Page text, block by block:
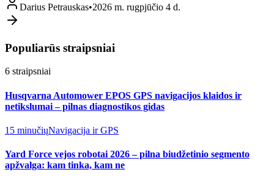
Darius Petrauskas•2026 m. rugpjūčio 4 d.
Populiarūs straipsniai
6 straipsniai
Husqvarna Automower EPOS GPS navigacijos klaidos ir
netikslumai – pilnas diagnostikos gidas
15 minučiųNavigacija ir GPS
Yard Force vejos robotai 2026 – pilna biudžetinio segmento
apžvalga: kam tinka, kam ne